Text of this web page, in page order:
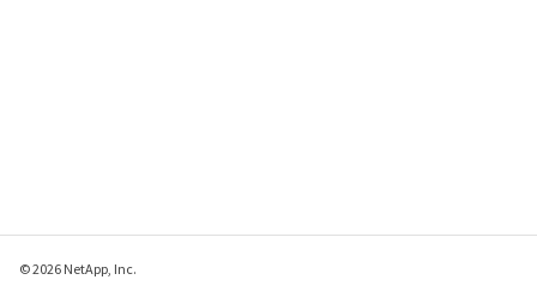
© 2026 NetApp, Inc.